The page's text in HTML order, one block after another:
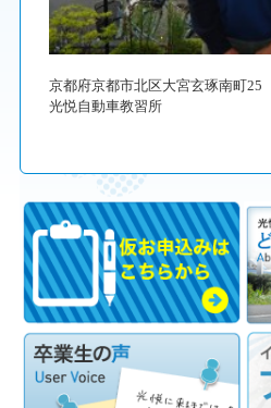
京都府京都市北区大宮玄琢南町25
光悦自動車教習所